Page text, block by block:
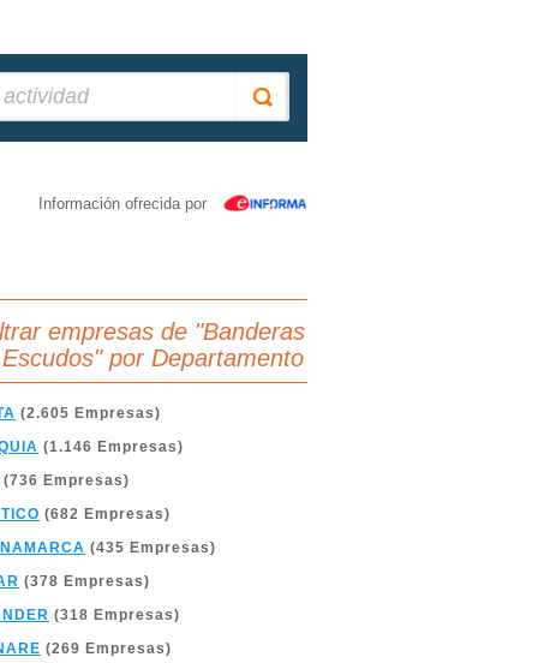
Información ofrecida por
empresas de "Banderas
por Departamento
(2.605 Empresas)
(1.146 Empresas)
(736 Empresas)
(682 Empresas)
(435 Empresas)
(378 Empresas)
(318 Empresas)
(269 Empresas)